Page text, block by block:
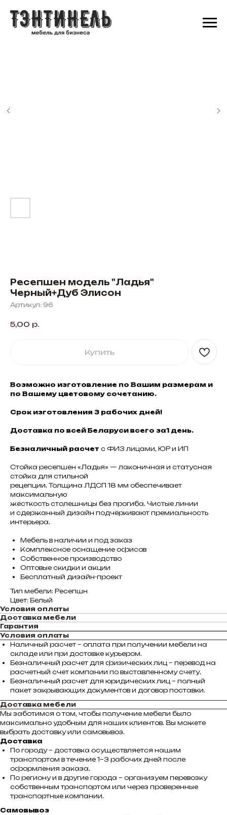
Ресепшен модель "Ладья"
Черный+Дуб Элисон
Артикул: 96
5,00 р.
Купить
Возможно изготовление по Вашим размерам и
по Вашему цветовому сочетанию.
Срок изготовления 3 рабочих дней!
Доставка по всей Беларуси всего за1 день.
Безналичный расчет с ФИЗ лицами, ЮР и ИП
Стойка ресепшен «Ладья» — лаконичная и статусная
стойка для стильной
рецепции. Толщина ЛДСП 18 мм обеспечивает
максимальную
жёсткость столешницы без прогиба. Чистые линии
и сдержанный дизайн подчёркивают премиальность
интерьера.
Мебель в наличии и под заказ
Комплексное оснащение офисов
Собственное производство
Оптовые скидки и акции
Бесплатный дизайн-проект
Тип мебели: Ресепшн
Цвет: Белый
Условия оплаты
Доставка мебели
Гарантия
Условия оплаты
Наличный расчет – оплата при получении мебели на
складе или при доставке курьером.
Безналичный расчет для физических лиц – перевод на
расчетный счет компании по выставленному счету.
Безналичный расчет для юридических лиц – полный
пакет закрывающих документов и договор поставки.
Доставка мебели
Мы заботимся о том, чтобы получение мебели было
максимально удобным для наших клиентов. Вы можете
выбрать доставку или самовывоз.
Доставка
По городу – доставка осуществляется нашим
транспортом в течение 1–3 рабочих дней после
оформления заказа.
По региону и в другие города – организуем перевозку
собственным транспортом или через проверенные
транспортные компании.
Самовывоз